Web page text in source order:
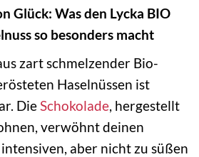
Glück: Was den Lycka BIO
so besonders macht
zart schmelzender Bio-
Haselnüssen ist
Die Schokolade , hergestellt
verwöhnt deinen
aber nicht zu süßen